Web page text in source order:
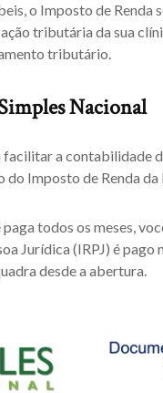
o Imposto de Renda
tributária da sua
tributário.
Nacional
a contabilidade
Imposto de Renda da
todos os meses,
Jurídica (IRPJ) é pago
desde a abertura.